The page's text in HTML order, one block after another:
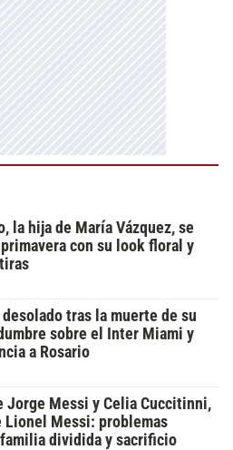
la hija de María Vázquez, se
con su look floral y
tras la muerte de su
sobre el Inter Miami y
a Rosario
Jorge Messi y Celia Cuccitinni,
Lionel Messi: problemas
dividida y sacrificio